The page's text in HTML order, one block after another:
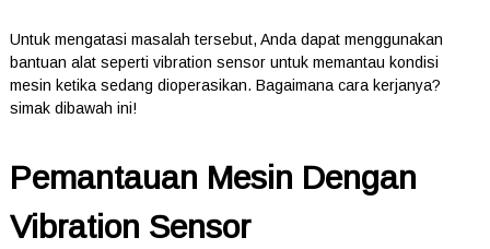
Untuk mengatasi masalah tersebut, Anda dapat menggunakan
bantuan alat seperti vibration sensor untuk memantau kondisi
mesin ketika sedang dioperasikan. Bagaimana cara kerjanya?
simak dibawah ini!
Pemantauan Mesin Dengan
Vibration Sensor